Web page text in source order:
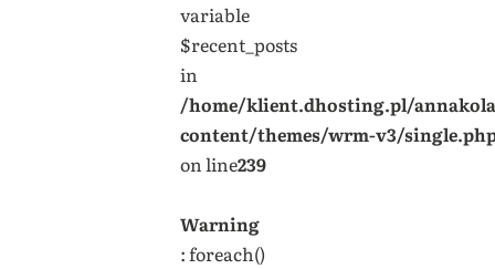
variable
$recent_posts
in
/home/klient.dhosting.pl/
content/themes/wrm-v3/
on line239
Warning
: foreach()